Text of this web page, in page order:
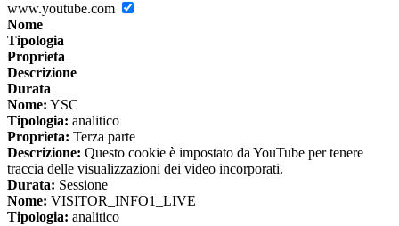
www.youtube.com
Nome
Tipologia
Proprieta
Descrizione
Durata
Nome: YSC
Tipologia: analitico
Proprieta: Terza parte
Descrizione: Questo cookie è impostato da YouTube per tenere
traccia delle visualizzazioni dei video incorporati.
Durata: Sessione
Nome: VISITOR_INFO1_LIVE
Tipologia: analitico